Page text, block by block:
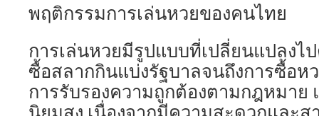
พฤติกรรมการเล่นหวยของคนไทย
การเล่นหวยมีรูปแบบที่เปลี่ยนแปลงไ
ซื้อสลากกินแบ่งรัฐบาลจนถึงการซื้อห
การรับรองความถูกต้องตามกฎหมาย